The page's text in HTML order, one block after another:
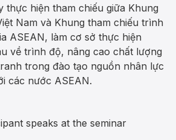
thực hiện tham chiếu giữa Khung
Nam và Khung tham chiếu trình
ASEAN, làm cơ sở thực hiện
về trình độ, nâng cao chất lượng
trong đào tạo nguồn nhân lực
các nước ASEAN.